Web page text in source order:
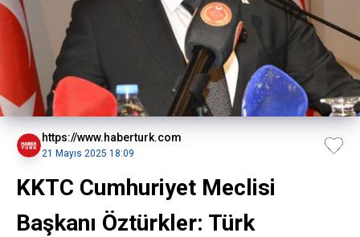
https://www.haberturk.com
21 Mayıs 2025 18:09
KKTC Cumhuriyet Meclisi
Başkanı Öztürkler: Türk